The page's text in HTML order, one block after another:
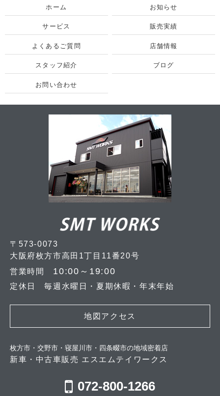
ホーム お知らせ
サービス 販売実績
よくあるご質問 店舗情報
スタッフ紹介 ブログ
お問い合わせ
〒573-0073
大阪府枚方市高田1丁目11番20号
営業時間 10:00～19:00
定休日 毎週水曜日・夏期休暇・年末年始
地図アクセス
枚方市・交野市・寝屋川市・四条畷市の地域密着店
新車・中古車販売 エスエムテイワークス
072-800-1266